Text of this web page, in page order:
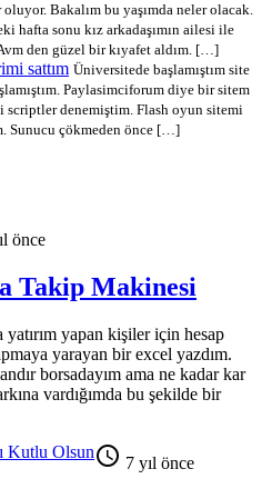
Bakalım bu yaşımda neler olacak.
hafta sonu kız arkadaşımın ailesi ile
den güzel bir kıyafet aldım. […]
sattım Üniversitede başlamıştım site
Paylasimciforum diye bir sitem
scriptler denemiştim. Flash oyun sitemi
Sunucu çökmeden önce […]
önce
Takip Makinesi
yatırım yapan kişiler için hesap
yarayan bir excel yazdım.
borsadayım ama ne kadar kar
vardığımda bu şekilde bir
 7 yıl önce